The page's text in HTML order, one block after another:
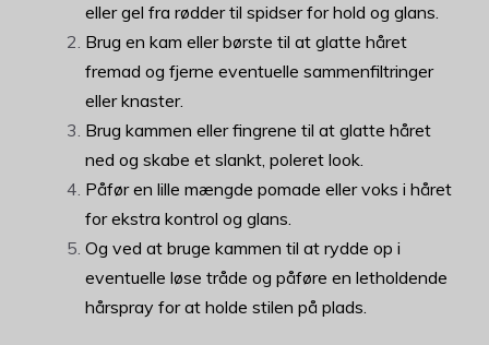
eller gel fra rødder til spidser for hold og glans.
Brug en kam eller børste til at glatte håret
fremad og fjerne eventuelle sammenfiltringer
eller knaster.
Brug kammen eller fingrene til at glatte håret
ned og skabe et slankt, poleret look.
Påfør en lille mængde pomade eller voks i håret
for ekstra kontrol og glans.
Og ved at bruge kammen til at rydde op i
eventuelle løse tråde og påføre en letholdende
hårspray for at holde stilen på plads.